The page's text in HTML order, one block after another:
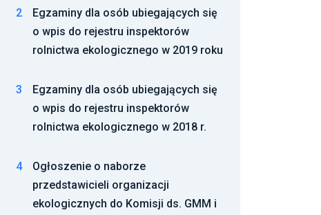
2
Egzaminy dla osób ubiegających się
o wpis do rejestru inspektorów
rolnictwa ekologicznego w 2019 roku
3
Egzaminy dla osób ubiegających się
o wpis do rejestru inspektorów
rolnictwa ekologicznego w 2018 r.
4
Ogłoszenie o naborze
przedstawicieli organizacji
ekologicznych do Komisji ds. GMM i